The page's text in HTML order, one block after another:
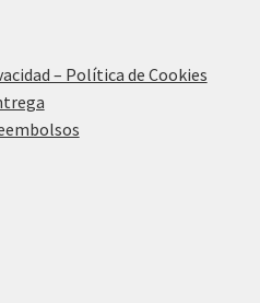
– Política de Cookies